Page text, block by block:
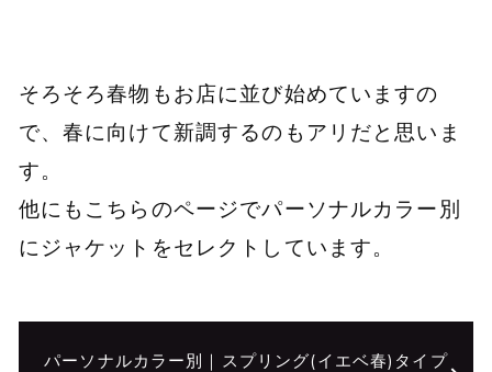
そろそろ春物もお店に並び始めていますの
で、春に向けて新調するのもアリだと思いま
す。
他にもこちらのページでパーソナルカラー別
にジャケットをセレクトしています。
パーソナルカラー別｜スプリング(イエベ春)タイプ